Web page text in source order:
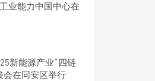
业能力中国中心在
新能源产业“四链
会在同安区举行